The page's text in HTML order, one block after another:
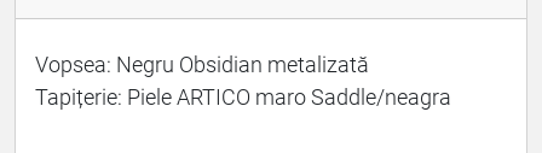
Vopsea: Negru Obsidian metalizată
Tapițerie: Piele ARTICO maro Saddle/neagra